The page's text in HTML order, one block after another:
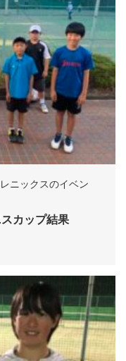
ニックスのイベン
カップ結果